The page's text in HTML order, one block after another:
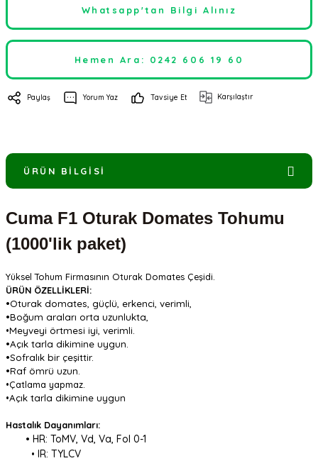
Whatsapp'tan Bilgi Alınız
Hemen Ara: 0242 606 19 60
Paylaş Yorum Yaz Tavsiye Et Karşılaştır
ÜRÜN BILGISI
Cuma F1 Oturak Domates Tohumu
(1000'lik paket)
Yüksel Tohum Firmasının Oturak Domates Çeşidi.
ÜRÜN ÖZELLİKLERİ:
•Oturak domates, güçlü, erkenci, verimli,
•Boğum araları orta uzunlukta,
•Meyveyi örtmesi iyi, verimli.
•Açık tarla dikimine uygun.
•Sofralık bir çeşittir.
•Raf ömrü uzun.
•Çatlama yapmaz.
•Açık tarla dikimine uygun
Hastalık Dayanımları:
• HR: ToMV, Vd, Va, Fol 0-1
• IR: TYLCV